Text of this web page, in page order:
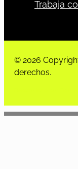
Trabaja
© 2026
derechos.